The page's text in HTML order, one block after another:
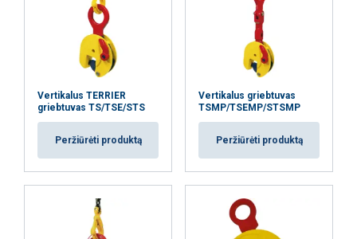
Dėmesio:
Vertikalus TERRIER
griebtuvas TS/TSE/STS
Peržiūrėti produktą
Vertikalus griebtuvas
TSMP/TSEMP/STSMP
Peržiūrėti produktą
AŠ NESUTINKU